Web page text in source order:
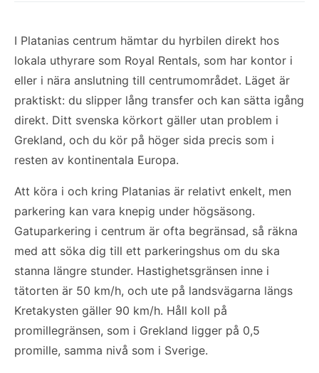
I Platanias centrum hämtar du hyrbilen direkt hos
lokala uthyrare som Royal Rentals, som har kontor i
eller i nära anslutning till centrumområdet. Läget är
praktiskt: du slipper lång transfer och kan sätta igång
direkt. Ditt svenska körkort gäller utan problem i
Grekland, och du kör på höger sida precis som i
resten av kontinentala Europa.
Att köra i och kring Platanias är relativt enkelt, men
parkering kan vara knepig under högsäsong.
Gatuparkering i centrum är ofta begränsad, så räkna
med att söka dig till ett parkeringshus om du ska
stanna längre stunder. Hastighetsgränsen inne i
tätorten är 50 km/h, och ute på landsvägarna längs
Kretakysten gäller 90 km/h. Håll koll på
promillegränsen, som i Grekland ligger på 0,5
promille, samma nivå som i Sverige.